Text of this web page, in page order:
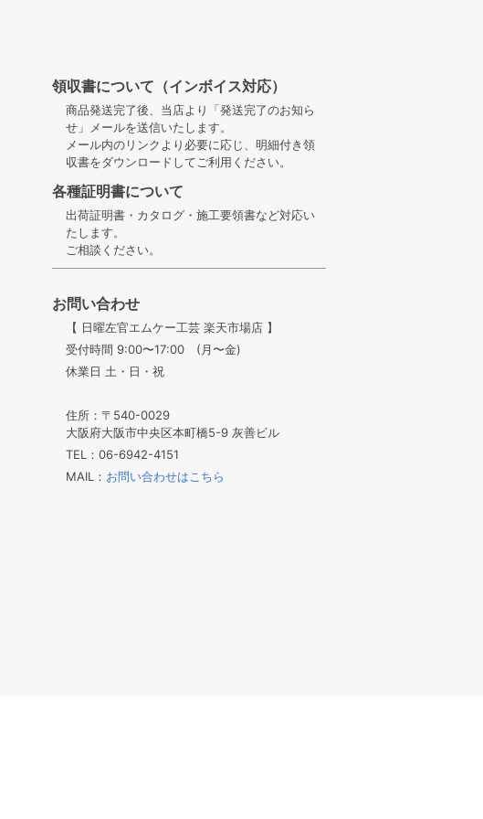
領収書について（インボイス対応）
商品発送完了後、当店より「発送完了のお知ら
せ」メールを送信いたします。
メール内のリンクより必要に応じ、明細付き領
収書をダウンロードしてご利用ください。
各種証明書について
出荷証明書・カタログ・施工要領書など対応い
たします。
ご相談ください。
お問い合わせ
【 日曜左官エムケー工芸 楽天市場店 】
受付時間 9:00〜17:00 (月〜金)
休業日 土・日・祝
住所：〒540-0029
大阪府大阪市中央区本町橋5-9 灰善ビル
TEL：06-6942-4151
MAIL： お問い合わせはこちら